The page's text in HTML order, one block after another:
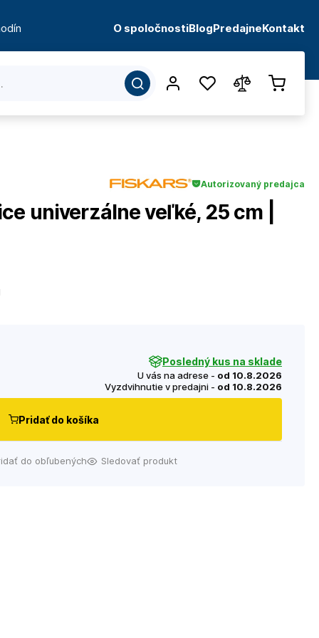
O spoločnostiBlogPredajneKontakt
Autorizovaný predajca
univerzálne veľké, 25 cm |
Posledný kus na sklade
U vás na adrese - od 10.8.2026
Vyzdvihnutie v predajni - od 10.8.2026
Pridať do košíka
do obľubených Sledovať produkt